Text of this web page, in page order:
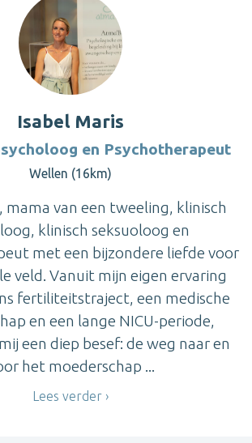
Isabel Maris
en Psychotherapeut
Wellen (16km)
mama van een tweeling, klinisch
klinisch seksuoloog en
met een bijzondere liefde voor
veld. Vanuit mijn eigen ervaring
fertiliteitstraject, een medische
en een lange NICU-periode,
een diep besef: de weg naar en
het moederschap ...
Lees verder